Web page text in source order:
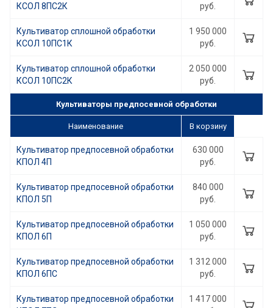
КСОЛ 8ПC2К
руб.
Культиватор сплошной обработки
КСОЛ 10ПC1К
1 950 000
руб.
Культиватор сплошной обработки
КСОЛ 10ПC2К
2 050 000
руб.
Культиваторы предпосевной обработки
Наименование В корзину
Культиватор предпосевной обработки
КПОЛ 4П
630 000
руб.
Культиватор предпосевной обработки
КПОЛ 5П
840 000
руб.
Культиватор предпосевной обработки
КПОЛ 6П
1 050 000
руб.
Культиватор предпосевной обработки
КПОЛ 6ПС
1 312 000
руб.
Культиватор предпосевной обработки
1 417 000